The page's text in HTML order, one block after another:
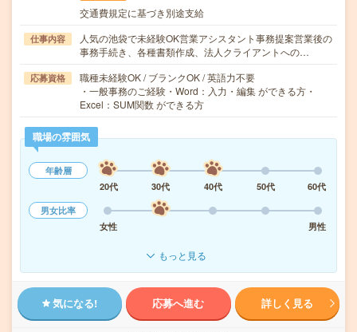
交通費規定に基づき別途支給
仕事内容
人気の池袋で未経験OK営業アシスタント事務提案営業後の
事務手続き、各種書類作成、法人クライアントへの…
応募資格
職種未経験OK / ブランクOK / 英語力不要
・一般事務のご経験・Word：入力・編集 ができる方・
Excel：SUM関数 ができる方
職場の雰囲気
年齢層
20代
30代 40代 50代
60代
男女比率
女性
男性
もっと見る
気になる! 応募へ進む 詳しく見る